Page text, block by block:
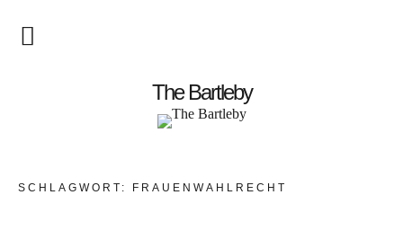
The Bartleby
Startseite
About
Menschen
SCHLAGWORT: FRAUENWAHLRECHT